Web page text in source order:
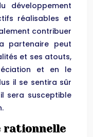
développement
réalisables et
contribuer
partenaire peut
et ses atouts,
et en le
il se sentira sûr
sera susceptible
rationnelle